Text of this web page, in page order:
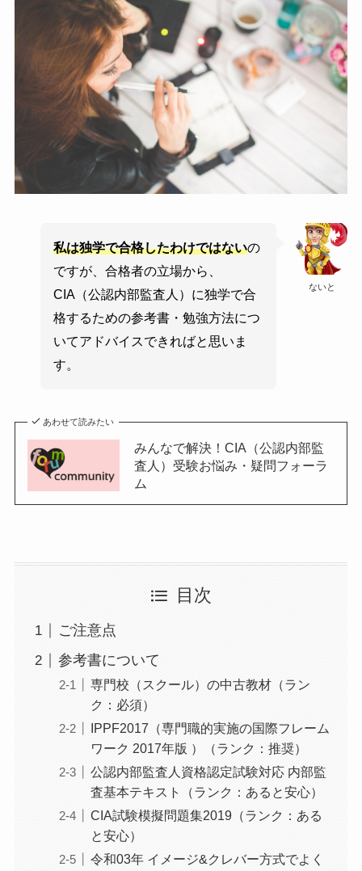
ないと
私は独学で合格したわけではないの
ですが、合格者の立場から、
CIA（公認内部監査人）に独学で合
格するための参考書・勉強方法につ
いてアドバイスできればと思いま
す。
あわせて読みたい
みんなで解決！CIA（公認内部監
査人）受験お悩み・疑問フォーラ
ム
目次
ご注意点
参考書について
専門校（スクール）の中古教材（ラン
ク：必須）
IPPF2017（専門職的実施の国際フレーム
ワーク 2017年版 ）（ランク：推奨）
公認内部監査人資格認定試験対応 内部監
査基本テキスト（ランク：あると安心）
CIA試験模擬問題集2019（ランク：ある
と安心）
令和03年 イメージ&クレバー方式でよく